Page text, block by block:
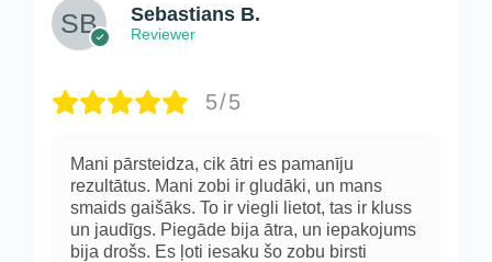
Sebastians B.
Reviewer
5/5
Mani pārsteidza, cik ātri es pamanīju
rezultātus. Mani zobi ir gludāki, un mans
smaids gaišāks. To ir viegli lietot, tas ir kluss
un jaudīgs. Piegāde bija ātra, un iepakojums
bija drošs. Es ļoti iesaku šo zobu birsti